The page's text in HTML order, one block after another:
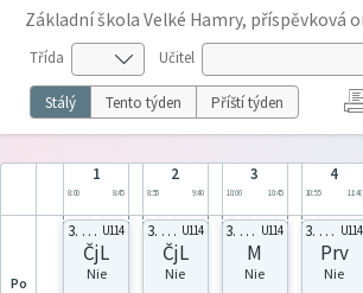
Základní škola Velké Hamry, příspěvková
Třída Učitel
Stálý Tento týden Příští týden
1
8:00 8:45
2
8:55 9:40
3
10:00 10:45
4
10:55 11:40
po
3. celá U114
ČjL
Nie
3. celá U114
ČjL
Nie
3. celá U114
M
Nie
3. celá U114
Prv
Nie